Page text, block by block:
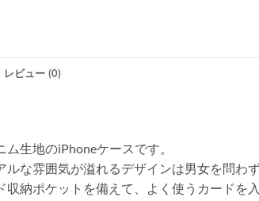
レビュー (0)
ム生地のiPhoneケースです。
ルな雰囲気が溢れるデザインは男女を問わ
収納ポケットを備えて、よく使うカードを